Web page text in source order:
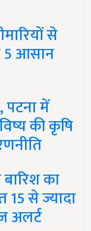
से
5 आसान
में
की कृषि
का
15 से ज्यादा
अलर्ट